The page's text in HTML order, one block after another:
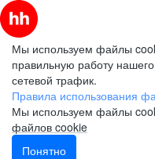
Мы используем файлы
правильную работу
сетевой трафик.
Правила использования
Мы используем файлы
файлов cookie
Понятно